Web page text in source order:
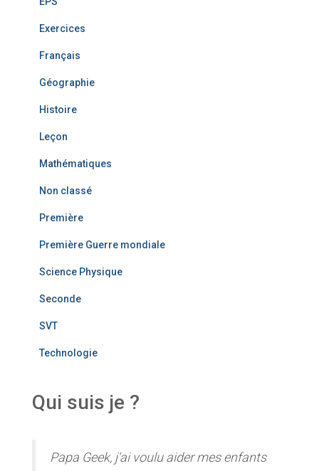
Exercices
Français
Géographie
Histoire
Leçon
Mathématiques
Non classé
Première
Première Guerre mondiale
Science Physique
Seconde
SVT
Technologie
Qui suis je ?
Papa Geek, j'ai voulu aider mes enfants